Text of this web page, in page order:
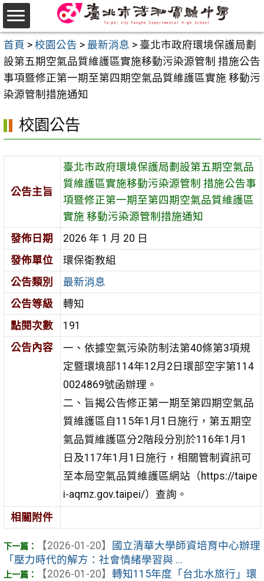
跳
至
主
要
內
容
首頁 > 校園公告 > 最新消息 > 臺北市政府環境保護局劃
設第五期空氣品質維護區實施移動污染源管制 措施公告
事項暨修正第一期至第四期空氣品質維護區實施 移動污
染源管制措施通知
校園公告
公告主旨
臺北市政府環境保護局劃設第五期空氣品
質維護區實施移動污染源管制 措施公告事
項暨修正第一期至第四期空氣品質維護區
實施 移動污染源管制措施通知
發佈日期
2026 年 1 月 20 日
發佈單位
環保衛教組
公告類別
最新消息
公告等級
轉知
點閱次數
191
公告內容
一、依據空氣污染防制法第40條第3項規
定暨環境部114年12月2日環部空字第114
0024869號函辦理。
二、旨揭公告修正第一期至第四期空氣品
質維護區自115年1月1日施行，第五期空
氣品質維護區分2階段分別於116年1月1
日及117年1月1日施行，相關管制資訊可
至本局空氣品質維護區網站（https://taipe
i-aqmz.gov.taipei/）查詢。
相關附件
【2026-01-20】
國立清華大學師資培育中心辦理
「壓力時代的解方：社會情緒學習與 ...
【2026-01-20】 轉知115年度「台北水旅行」環
選
單